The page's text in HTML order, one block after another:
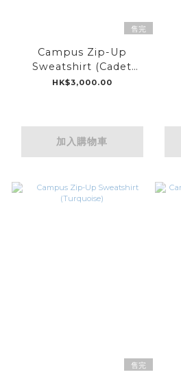
售完
Campus Zip-Up
Sweatshirt (Cadet
Blue)
HK$3,000.00
加入購物車
售完